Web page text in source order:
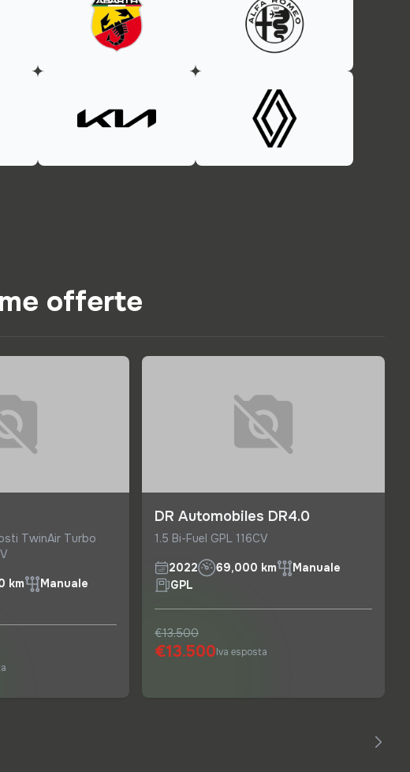
offerte
TwinAir Turbo
km
Manuale
DR Automobiles DR4.0
1.5 Bi-Fuel GPL 116CV
2022 69,000 km
Manuale
GPL
€13.500
€13.500Iva esposta